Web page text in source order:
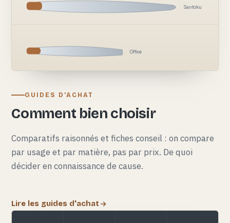
Santoku
Office
GUIDES D'ACHAT
Comment bien choisir
Comparatifs raisonnés et fiches conseil : on compare
par usage et par matière, pas par prix. De quoi
décider en connaissance de cause.
Lire les guides d'achat